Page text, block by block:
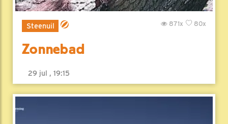
Steenuil 80x
871x
Zonnebad
29 jul , 19:15